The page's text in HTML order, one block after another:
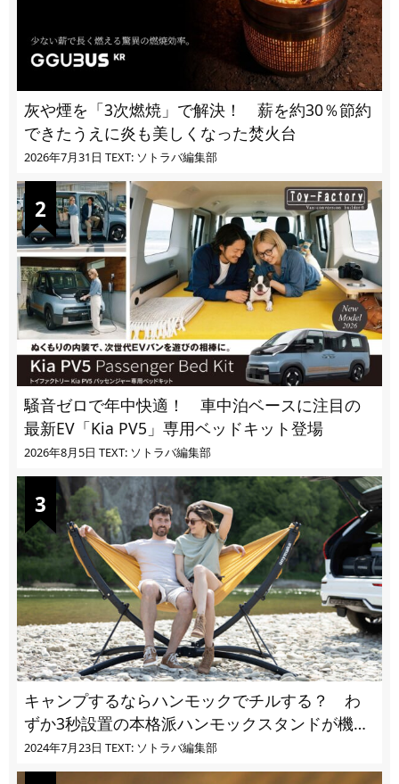
灰や煙を「3次燃焼」で解決！ 薪を約30％節約
できたうえに炎も美しくなった焚火台
2026年7月31日 TEXT: ソトラバ編集部
騒音ゼロで年中快適！ 車中泊ベースに注目の
最新EV「Kia PV5」専用ベッドキット登場
2026年8月5日 TEXT: ソトラバ編集部
キャンプするならハンモックでチルする？ わ
ずか3秒設置の本格派ハンモックスタンドが機能
的過ぎる
2024年7月23日 TEXT: ソトラバ編集部